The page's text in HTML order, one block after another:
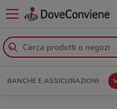
BANCHE E ASSICURAZIONI